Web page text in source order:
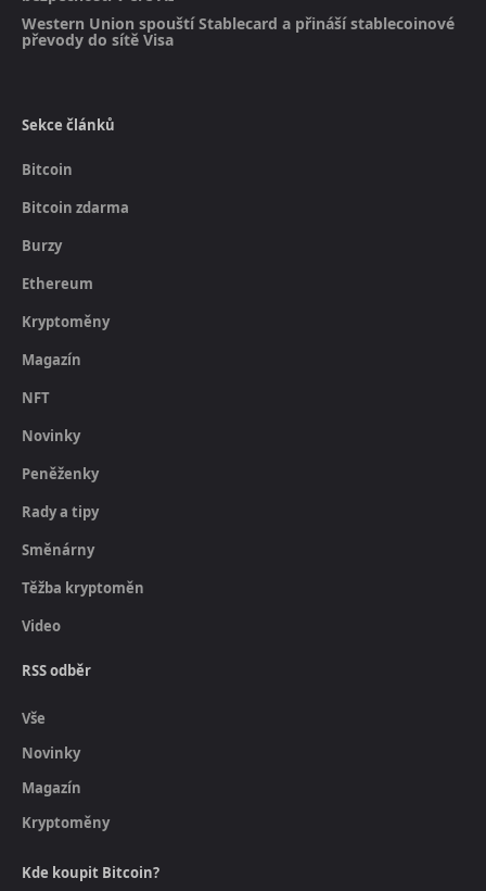
Western Union spouští Stablecard a přináší stablecoinové
převody do sítě Visa
Sekce článků
Bitcoin
Bitcoin zdarma
Burzy
Ethereum
Kryptoměny
Magazín
NFT
Novinky
Peněženky
Rady a tipy
Směnárny
Těžba kryptoměn
Video
RSS odběr
Vše
Novinky
Magazín
Kryptoměny
Kde koupit Bitcoin?